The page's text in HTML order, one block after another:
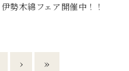
伊勢木綿フェア開催中！！
› »